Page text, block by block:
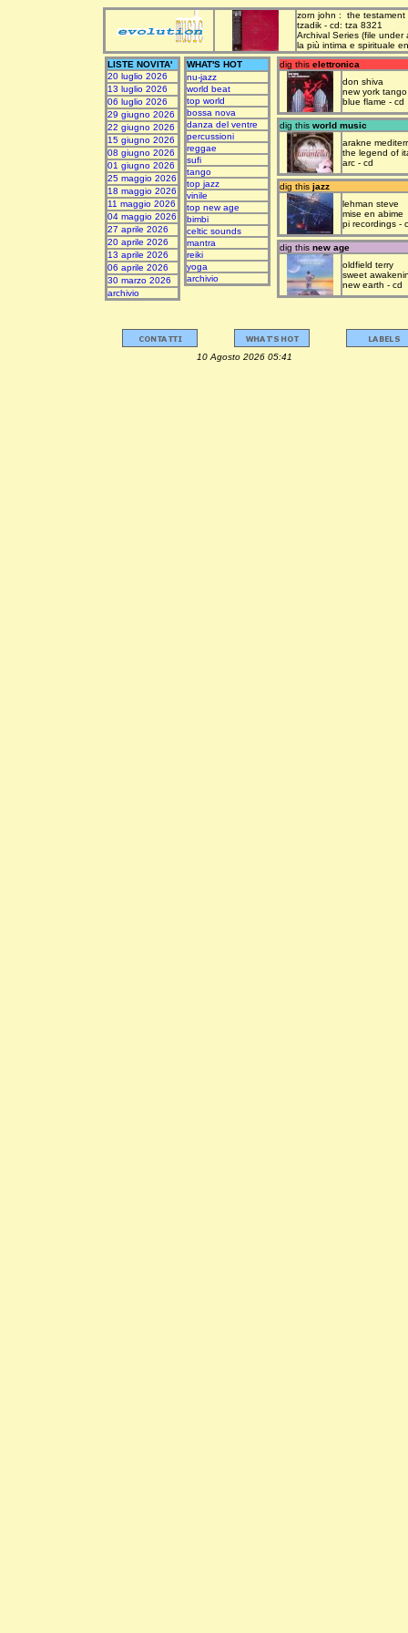
zorn john : the testament
tzadik - cd: tza 8321
Archival Series (file under
la più intima e spirituale
LISTE NOVITA'
20 luglio 2026
13 luglio 2026
06 luglio 2026
29 giugno 2026
22 giugno 2026
15 giugno 2026
08 giugno 2026
01 giugno 2026
25 maggio 2026
18 maggio 2026
11 maggio 2026
04 maggio 2026
27 aprile 2026
20 aprile 2026
13 aprile 2026
06 aprile 2026
30 marzo 2026
archivio
WHAT'S HOT
nu-jazz
world beat
top world
bossa nova
danza del ventre
percussioni
reggae
sufi
tango
top jazz
vinile
top new age
bimbi
celtic sounds
mantra
reiki
yoga
archivio
dig this elettronica
don shiva
new york tango
blue flame - cd
dig this world music
arakne
the legend of
arc - cd
dig this jazz
lehman steve
mise en abime
pi recordings -
dig this new age
oldfield terry
sweet
new earth - cd
10 Agosto 2026 05:41